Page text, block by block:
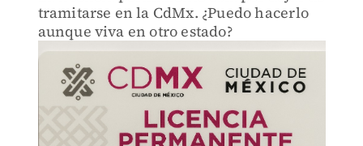
tramitarse en la CdMx. ¿Puedo hacerlo
aunque viva en otro estado?